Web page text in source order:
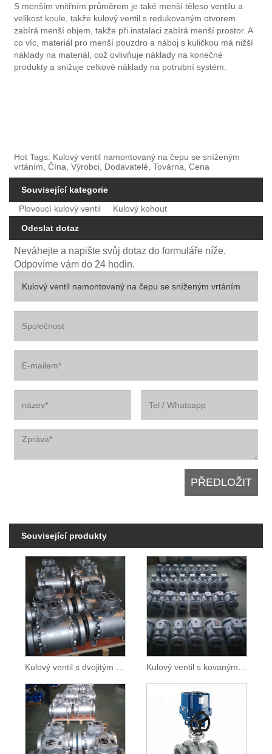
S menším vnitřním průměrem je také menší těleso ventilu a
velikost koule, takže kulový ventil s redukovaným otvorem
zabírá menší objem, takže při instalaci zabírá menší prostor. A
co víc, materiál pro menší pouzdro a náboj s kuličkou má nižší
náklady na materiál, což ovlivňuje náklady na konečné
produkty a snižuje celkové náklady na potrubní systém.
Hot Tags: Kulový ventil namontovaný na čepu se sníženým
vrtáním, Čína, Výrobci, Dodavatelé, Továrna, Cena
Související kategorie
Plovoucí kulový ventil
Kulový kohout
Odeslat dotaz
Neváhejte a napište svůj dotaz do formuláře níže.
Odpovíme vám do 24 hodin.
Související produkty
Kulový ventil s dvojitým blokem a odvzdušňovacím čepem Kulový ventil s kovaným čepem